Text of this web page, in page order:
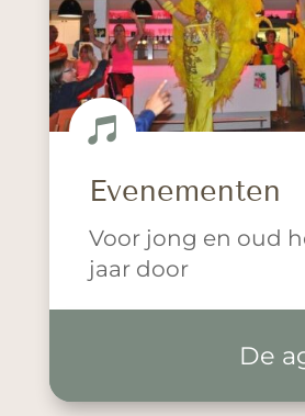

Evenementen
Voor jong en oud
jaar door
De